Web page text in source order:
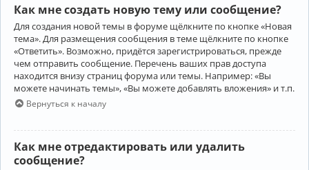
Как мне создать новую тему или сообщение?
Для создания новой темы в форуме щёлкните по кнопке «Новая
тема». Для размещения сообщения в теме щёлкните по кнопке
«Ответить». Возможно, придётся зарегистрироваться, прежде
чем отправить сообщение. Перечень ваших прав доступа
находится внизу страниц форума или темы. Например: «Вы
можете начинать темы», «Вы можете добавлять вложения» и т.п.
Вернуться к началу
Как мне отредактировать или удалить
сообщение?